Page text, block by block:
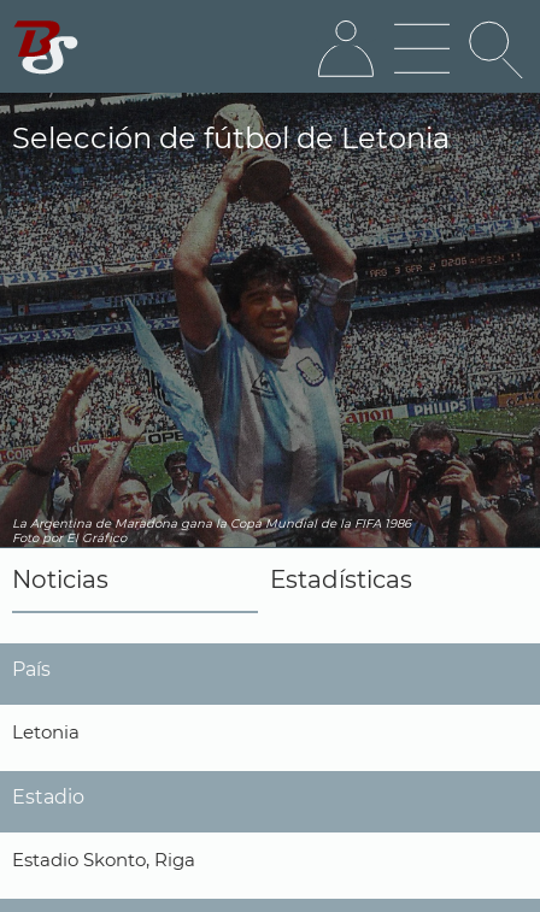
Selección de fútbol de Letonia
La Argentina de Maradona gana la Copa Mundial de la FIFA 1986
Foto por El Gráfico
Noticias Estadísticas
País
Letonia
Estadio
Estadio Skonto, Riga